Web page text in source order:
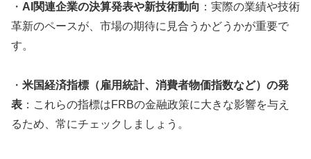
・ AI関連企業の決算発表や新技術動向 ：実際の業績や技術
革新のペースが、市場の期待に見合うかどうかが重要で
す。
・ 米国経済指標（雇用統計、消費者物価指数など）の発
表 ：これらの指標はFRBの金融政策に大きな影響を与え
るため、常にチェックしましょう。